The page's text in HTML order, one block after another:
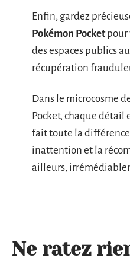
Enfin, gardez
Pokémon Pocketpour
des espaces publics
récupération
Dans le microcosme
Pocket, chaque détail
fait toute la
inattention et la
ailleurs,
Ne ratez